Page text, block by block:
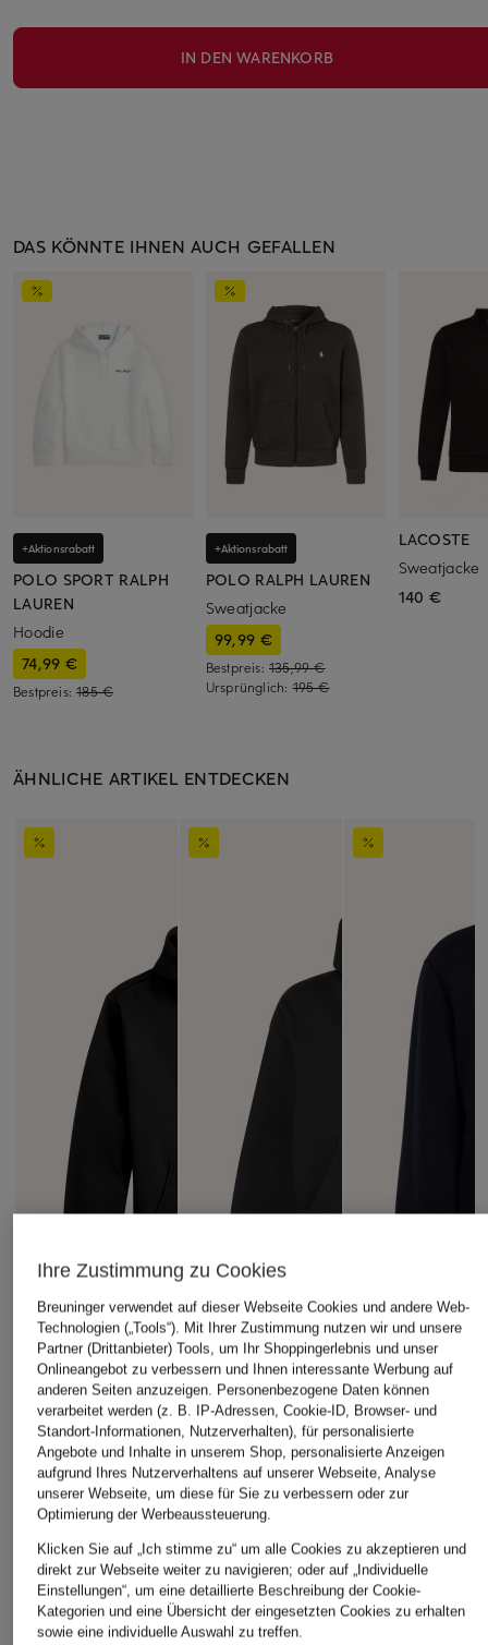
IN DEN WARENKORB
DAS KÖNNTE IHNEN AUCH GEFALLEN
+Aktionsrabatt
POLO SPORT RALPH
LAUREN
Hoodie
74,99 €
Bestpreis:185 €
+Aktionsrabatt
POLO RALPH LAUREN
Sweatjacke
99,99 €
Bestpreis: 135,99 €
Ursprünglich:195 €
LACOSTE
Sweatjacke
140 €
ÄHNLICHE ARTIKEL ENTDECKEN
+Aktionsrabatt
POLO RALPH
LAUREN
Hoodie
89,99 €
Bestpreis:195 €
+Aktionsrabatt
ESSENTIALS - FEAR
OF GOD
Oversized-Hoodie
139,99 €
Bestpreis:118,99 €
Ursprünglich:174,99 €
+Aktionsrabatt
POLO RALPH
Hoodie
114,99 €
Bestpreis:97,74 €
Ihre Zustimmung zu Cookies
Breuninger verwendet auf dieser Webseite Cookies und andere Web-
Technologien („Tools“). Mit Ihrer Zustimmung nutzen wir und unsere
Partner (Drittanbieter) Tools, um Ihr Shoppingerlebnis und unser
Onlineangebot zu verbessern und Ihnen interessante Werbung auf
anderen Seiten anzuzeigen. Personenbezogene Daten können
verarbeitet werden (z. B. IP-Adressen, Cookie-ID, Browser- und
Standort-Informationen, Nutzerverhalten), für personalisierte
Angebote und Inhalte in unserem Shop, personalisierte Anzeigen
aufgrund Ihres Nutzerverhaltens auf unserer Webseite, Analyse
unserer Webseite, um diese für Sie zu verbessern oder zur
Optimierung der Werbeaussteuerung.
Klicken Sie auf „Ich stimme zu“ um alle Cookies zu akzeptieren und
direkt zur Webseite weiter zu navigieren; oder auf „Individuelle
Einstellungen“, um eine detaillierte Beschreibung der Cookie-
Kategorien und eine Übersicht der eingesetzten Cookies zu erhalten
sowie eine individuelle Auswahl zu treffen.